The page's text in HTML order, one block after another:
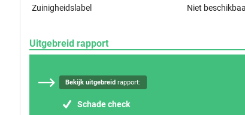
Zuinigheidslabel Niet
Uitgebreid rapport
Bekijk uitgebreid rapport:
Schade check